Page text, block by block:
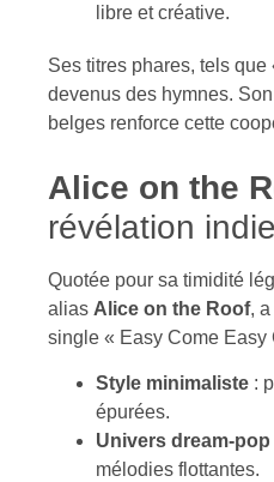
libre et créative.
Ses titres phares, tels
devenus des hymnes.
belges renforce cette
Alice on the
révélation
Quotée pour sa timidité
alias Alice on the Roof,
single « Easy Come Easy
Style minimaliste :
épurées.
Univers dream-pop
mélodies flottantes.